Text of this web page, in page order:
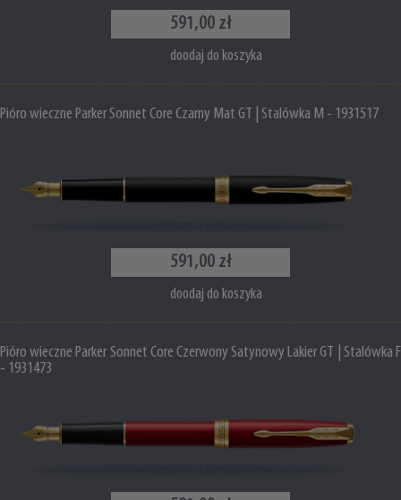
591,00 zł
doodaj do koszyka
Pióro wieczne Parker Sonnet Core Czarny Mat GT | Stalówka M - 1931517
591,00 zł
doodaj do koszyka
Pióro wieczne Parker Sonnet Core Czerwony Satynowy Lakier GT | Stalówka F
- 1931473